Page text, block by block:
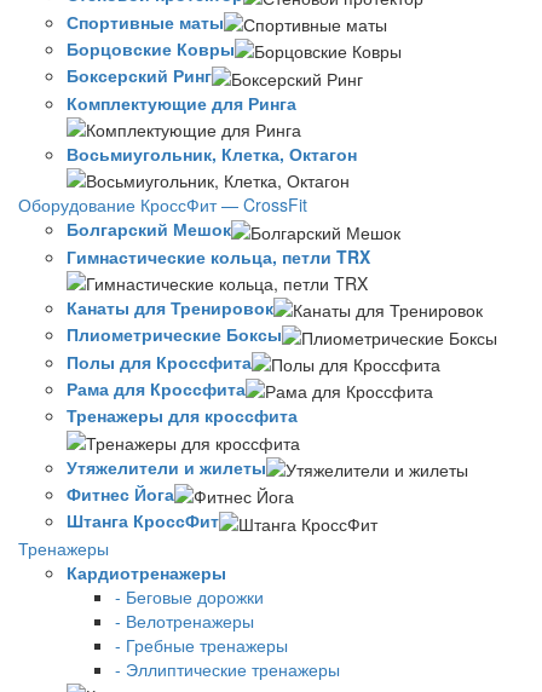
Спортивные маты
Борцовские Ковры
Боксерский Ринг
Комплектующие для Ринга
Восьмиугольник, Клетка, Октагон
Оборудование КроссФит — CrossFit
Болгарский Мешок
Гимнастические кольца, петли TRX
Канаты для Тренировок
Плиометрические Боксы
Полы для Кроссфита
Рама для Кроссфита
Тренажеры для кроссфита
Утяжелители и жилеты
Фитнес Йога
Штанга КроссФит
Тренажеры
Кардиотренажеры
- Беговые дорожки
- Велотренажеры
- Гребные тренажеры
- Эллиптические тренажеры